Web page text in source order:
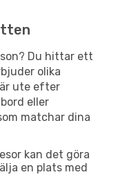
Du hittar ett
olika
ute efter
eller
matchar dina
kan det göra
en plats med